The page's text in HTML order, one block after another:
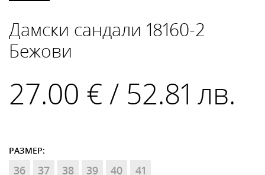
Дамски сандали 18160-2
Бежови
27.00 € / 52.81 лв.
РАЗМЕР:
36 37 38 39 40 41